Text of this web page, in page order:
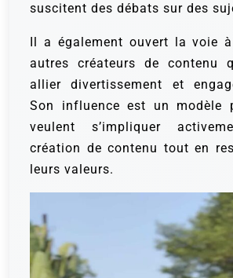
suscitent des débats sur des
Il a également ouvert la voie
autres créateurs de contenu
allier divertissement et
Son influence est un modèle
veulent s’impliquer
création de contenu tout en
leurs valeurs.